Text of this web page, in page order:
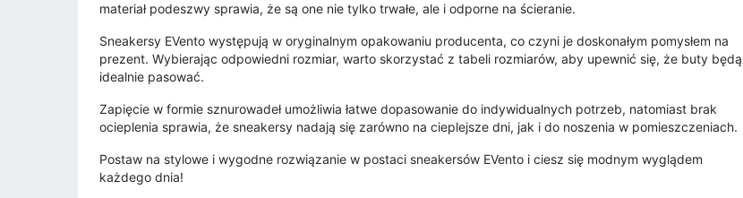
materiał podeszwy sprawia, że są one nie tylko trwałe, ale i odporne na ścieranie.
Sneakersy EVento występują w oryginalnym opakowaniu producenta, co czyni je doskonałym pomysłem na
prezent. Wybierając odpowiedni rozmiar, warto skorzystać z tabeli rozmiarów, aby upewnić się, że buty będą
idealnie pasować.
Zapięcie w formie sznurowadeł umożliwia łatwe dopasowanie do indywidualnych potrzeb, natomiast brak
ocieplenia sprawia, że sneakersy nadają się zarówno na cieplejsze dni, jak i do noszenia w pomieszczeniach.
Postaw na stylowe i wygodne rozwiązanie w postaci sneakersów EVento i ciesz się modnym wyglądem
każdego dnia!